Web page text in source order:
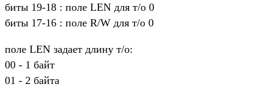
биты 19-18 : поле LEN для т/о 0
биты 17-16 : поле R/W для т/о 0
поле LEN задает длину т/о:
00 - 1 байт
01 - 2 байта